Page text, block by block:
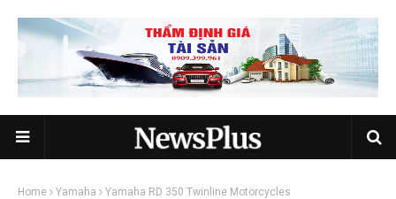
Home Yamaha Yamaha RD 350 Twinline Motorcycles